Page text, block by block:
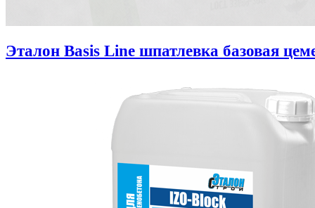
Эталон Basis Line шпатлевка базовая